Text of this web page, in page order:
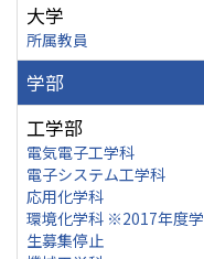
大学
所属教員
学部
工学部
電気電子工学科
電子システム工学科
応用化学科
環境化学科 ※2017年度学
生募集停止